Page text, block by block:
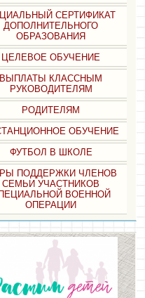
СЕРТИФИКАТ
ДОПОЛНИТЕЛЬНОГО
ОБРАЗОВАНИЯ
ЦЕЛЕВОЕ ОБУЧЕНИЕ
ВЫПЛАТЫ КЛАССНЫМ
РУКОВОДИТЕЛЯМ
РОДИТЕЛЯМ
ОБУЧЕНИЕ
ФУТБОЛ В ШКОЛЕ
ПОДДЕРЖКИ ЧЛЕНОВ
СЕМЬИ УЧАСТНИКОВ
ВОЕННОЙ
ОПЕРАЦИИ